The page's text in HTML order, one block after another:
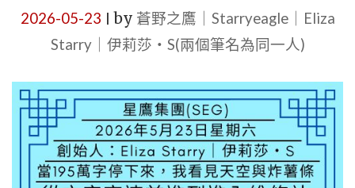
2026-05-23 by 蒼野之鷹｜Starryeagle｜Eliza
Starry｜伊莉莎・S(兩個筆名為同一人)